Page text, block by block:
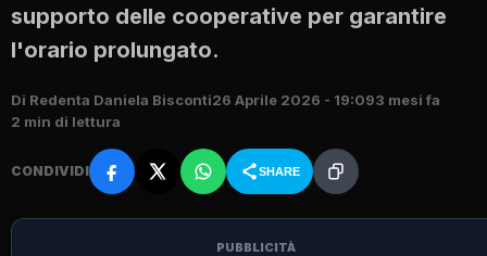
supporto delle cooperative per garantire
l'orario prolungato.
Di Redenta Daniela Bisconti26 Aprile 2026 - 19:093 mesi fa
2 min di lettura
CONDIVIDI SHARE
PUBBLICITÀ